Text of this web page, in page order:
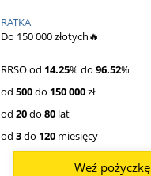
RATKA
Do 150 000 złotych🔥
RRSO od 14.25% do 96.52%
od 500do 150 000zł
od 20do 80 lat
od 3do 120 miesięcy
Weź pożyczkę